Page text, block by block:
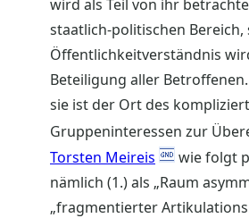
wird als Teil von ihr
staatlich-politischen
Öffentlichkeitverständnis
Beteiligung aller
sie ist der Ort des
Gruppeninteressen zur
Torsten Meireis
wie folgt
nämlich (1.) als „Raum
„fragmentierter